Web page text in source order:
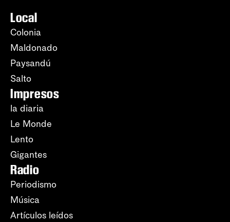
Local
Colonia
Maldonado
Paysandú
Salto
Impresos
la diaria
Le Monde
Lento
Gigantes
Radio
Periodismo
Música
Artículos leídos